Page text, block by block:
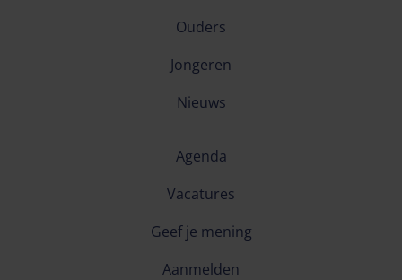
Agenda
Vacatures
Geef je mening
Aanmelden
Ouders
Jongeren
Nieuws